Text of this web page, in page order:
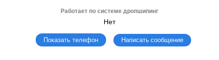
Работает по системе дропшипинг
Нет
Показать телефон Написать сообщение